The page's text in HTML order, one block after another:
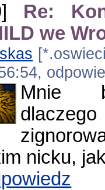
Re:
we
Mnie
nicku,